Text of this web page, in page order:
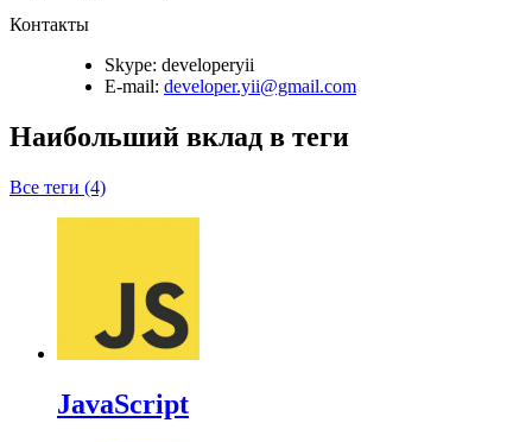
Контакты
Skype: developeryii
E-mail: developer.yii@gmail.com
Наибольший вклад в теги
Все теги (4)
JavaScript